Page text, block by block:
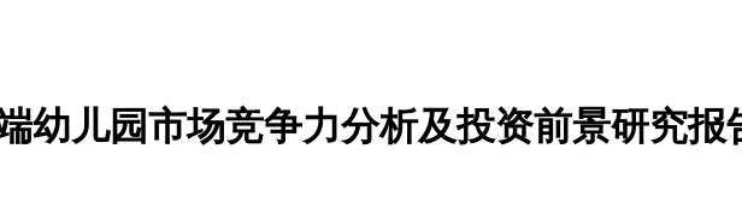
幼儿园市场竞争力分析及投资前景研究报